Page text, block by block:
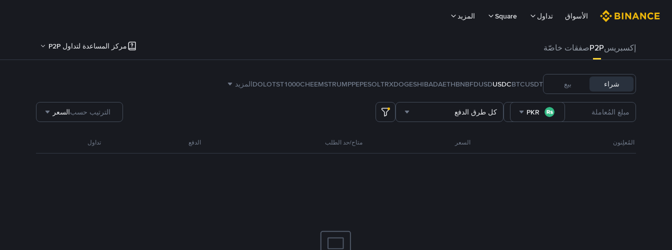
الأسواق تداول Square المزيد
إكسبريسP2Pصفقات خاصّة مركز المساعدة لتداول P2P
شراء بيع USDT
BTC
USDC
FDUSD
BNB
ETH
ADA
SHIB
DOGE
TRX
SOL
PEPE
TRUMP
1000CHEEMS
TST
DOLOالمزيد
PKR كل طرق الدفع الترتيب حسبالسعر
المُعلِنون السعر متاح/حد الطلب الدفع تداول